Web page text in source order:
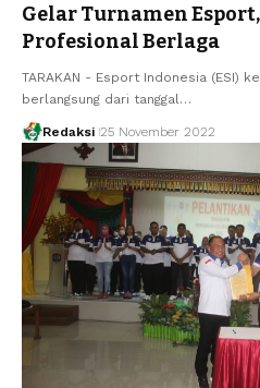
Gelar Turnamen
Profesional Berlaga
TARAKAN - Esport Indonesia (ESI)
berlangsung dari tanggal…
Redaksi 25 November 2022